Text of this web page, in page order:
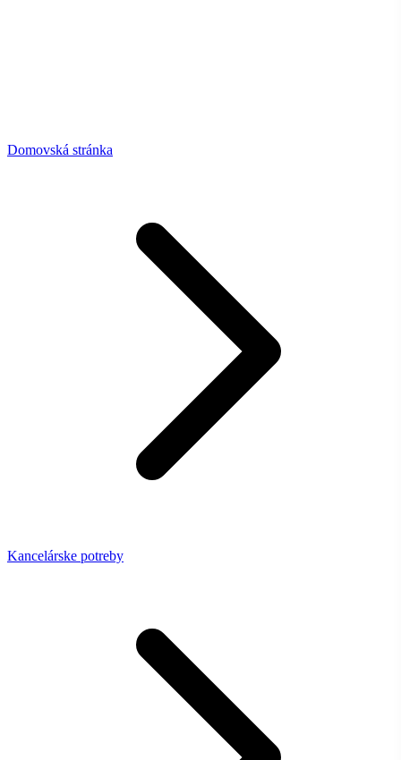
Domovská stránka
Kancelárske potreby